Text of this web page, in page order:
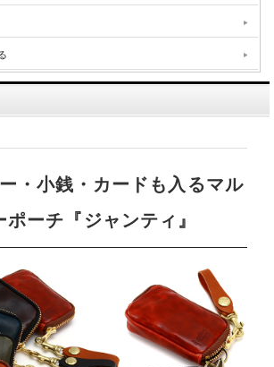
・小銭・カードも入るマル
ポーチ『ジャンティ』